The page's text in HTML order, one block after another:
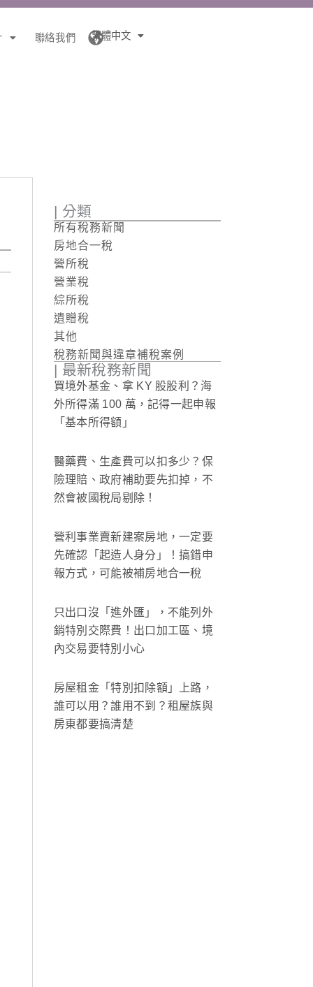
聯絡我們 繁體中文
| 分類
所有稅務新聞
房地合一稅
營所稅
營業稅
綜所稅
遺贈稅
其他
稅務新聞與違章補稅案例
| 最新稅務新聞
買境外基金、拿 KY 股股利？海
外所得滿 100 萬，記得一起申報
「基本所得額」
醫藥費、生產費可以扣多少？保
險理賠、政府補助要先扣掉，不
然會被國稅局剔除！
營利事業賣新建案房地，一定要
先確認「起造人身分」！搞錯申
報方式，可能被補房地合一稅
只出口沒「進外匯」，不能列外
銷特別交際費！出口加工區、境
內交易要特別小心
房屋租金「特別扣除額」上路，
誰可以用？誰用不到？租屋族與
房東都要搞清楚